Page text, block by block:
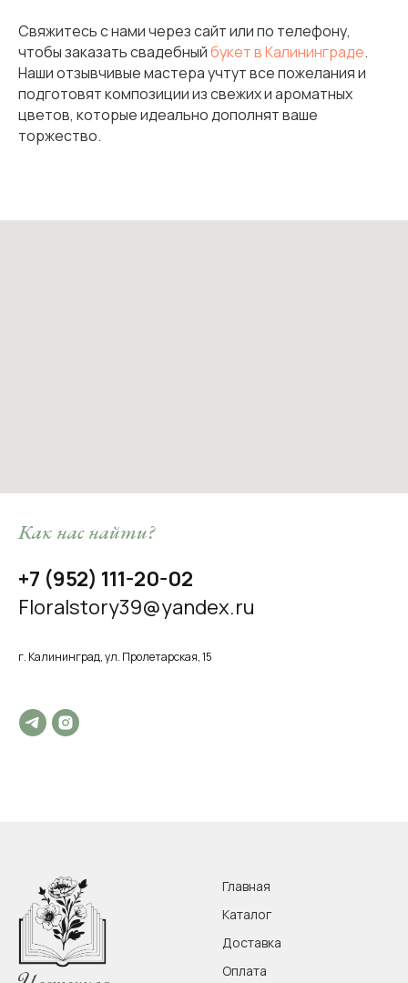
Свяжитесь с нами через сайт или по телефону,
чтобы заказать свадебныйбукет в Калининграде.
Наши отзывчивые мастера учтут все пожелания и
подготовят композиции из свежих и ароматных
цветов, которые идеально дополнят ваше
торжество.
Как нас найти?
+7 (952) 111-20-02
Floralstory39@yandex.ru
г. Калининград, ул. Пролетарская, 15
Главная
Каталог
Доставка
Оплата